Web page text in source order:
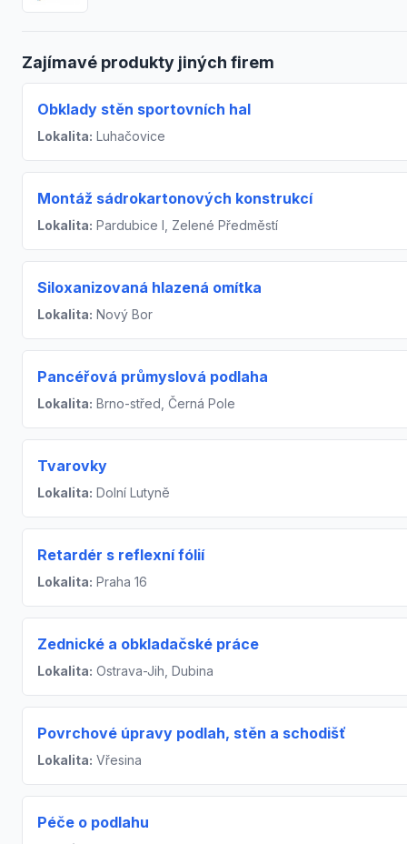
Zajímavé produkty jiných firem
Obklady stěn sportovních hal
Lokalita: Luhačovice
Montáž sádrokartonových konstrukcí
Lokalita: Pardubice I, Zelené Předměstí
Siloxanizovaná hlazená omítka
Lokalita: Nový Bor
Pancéřová průmyslová podlaha
Lokalita: Brno-střed, Černá Pole
Tvarovky
Lokalita: Dolní Lutyně
Retardér s reflexní fólií
Lokalita: Praha 16
Zednické a obkladačské práce
Lokalita: Ostrava-Jih, Dubina
Povrchové úpravy podlah, stěn a schodišť
Lokalita: Vřesina
Péče o podlahu